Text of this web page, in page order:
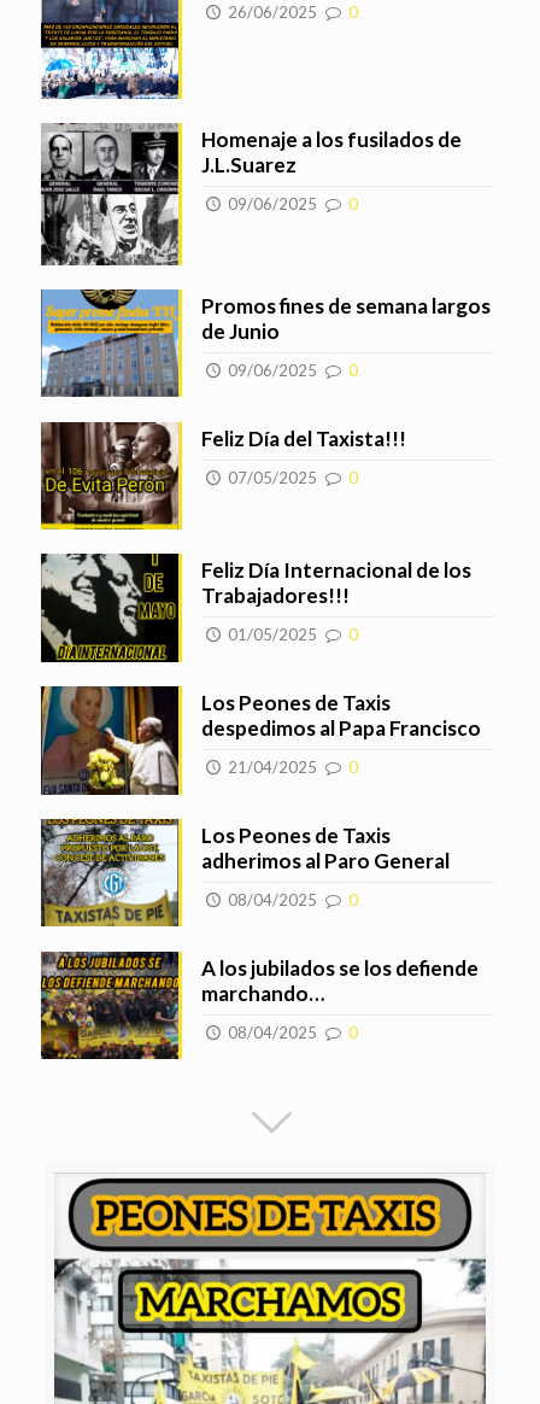
26/06/2025 0
Homenaje a los fusilados de
J.L.Suarez
09/06/2025 0
Promos fines de semana largos
de Junio
09/06/2025 0
Feliz Día del Taxista!!!
07/05/2025 0
Feliz Día Internacional de los
Trabajadores!!!
01/05/2025 0
Los Peones de Taxis
despedimos al Papa Francisco
21/04/2025 0
Los Peones de Taxis
adherimos al Paro General
08/04/2025 0
A los jubilados se los defiende
marchando…
08/04/2025 0